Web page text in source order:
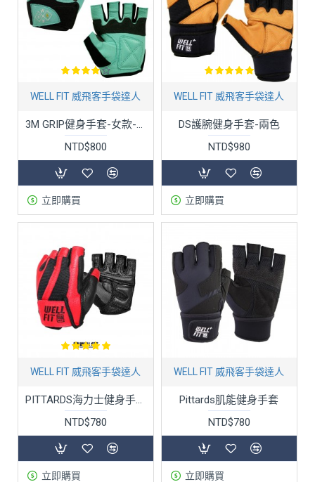
WELL FIT 威飛客手袋達人
3M GRIP健身手套-女款-三色
NTD$800
立即購買
WELL FIT 威飛客手袋達人
DS護腕健身手套-兩色
NTD$980
立即購買
WELL FIT 威飛客手袋達人
PITTARDS海力士健身手套-女款-兩色
NTD$780
立即購買
WELL FIT 威飛客手袋達人
Pittards肌能健身手套
NTD$780
立即購買